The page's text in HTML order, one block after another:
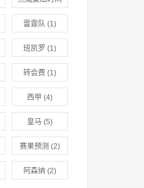
(1)
雷霆队 (1)
班凯罗 (1)
转会费 (1)
西甲 (4)
皇马 (5)
赛果预测 (2)
阿森纳 (2)